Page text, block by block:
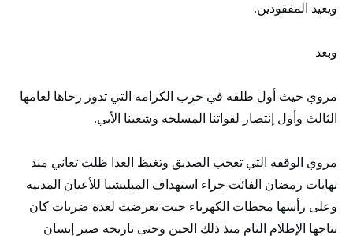
ويعيد المفقودين.
وبعد
مروي حيث أول طلقه في حرب الكرامه التي تدور رحاها لعامها
الثالث وأول إنتصار لقواتنا المسلحه وشعبنا الأبي.
مروي الوقفه التي تعجب الصديق وتغيظ العدا ظلت تعاني منذ
نهايات رمضان الفائت جراء استهداف الميليشيا للأعيان المدنيه
وعلى رأسها محطات الكهرباء حيث تعرضت لعدة ضربات كان
نتاجها الإظلام التام منذ ذلك الحين وحتى تاريخه صبر إنسان